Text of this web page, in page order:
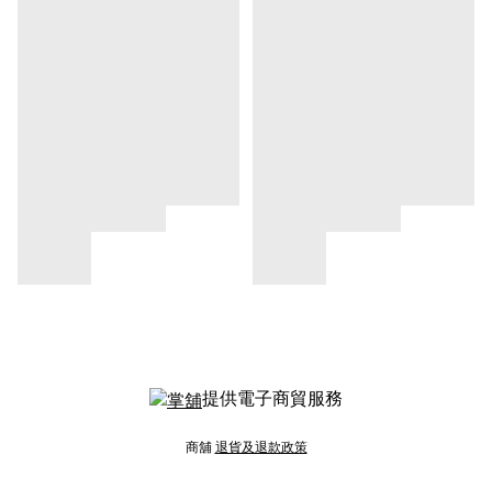
提供電子商貿服務
商舖 退貨及退款政策